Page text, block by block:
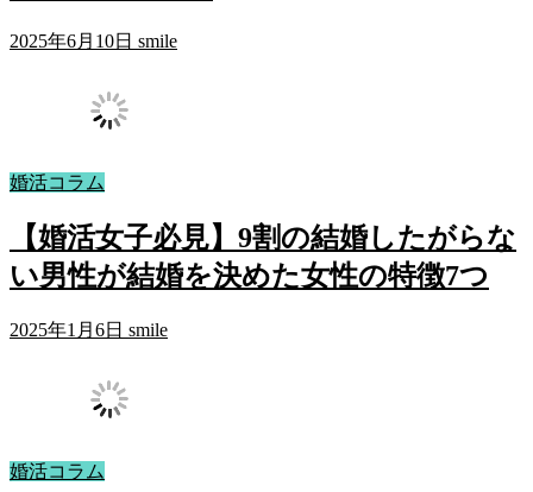
2025年6月10日 smile
婚活コラム
【婚活女子必見】9割の結婚したがらな
い男性が結婚を決めた女性の特徴7つ
2025年1月6日 smile
婚活コラム